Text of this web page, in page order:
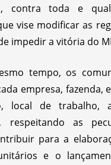
contra toda e
vise modificar as
impedir a vitória do
tempo, os
empresa, fazenda,
local de trabalho,
respeitando as
para a
e o